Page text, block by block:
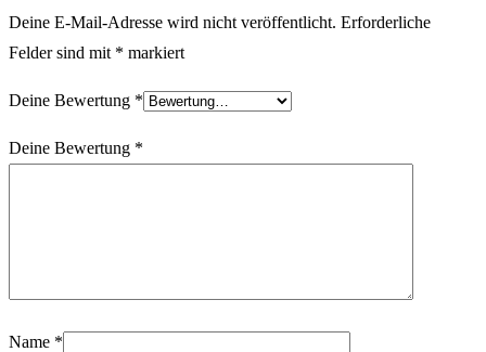
Deine E-Mail-Adresse wird nicht veröffentlicht. Erforderliche
Felder sind mit * markiert
Deine Bewertung *
Deine Bewertung *
Name *